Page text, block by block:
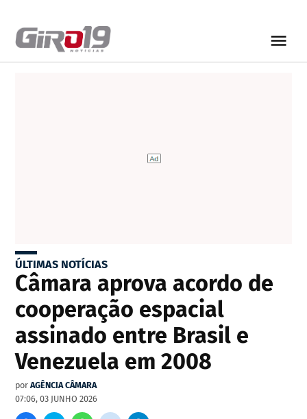
ÚLTIMAS NOTÍCIAS
Câmara aprova acordo de
cooperação espacial
assinado entre Brasil e
Venezuela em 2008
por AGÊNCIA CÂMARA
07:06, 03 JUNHO 2026